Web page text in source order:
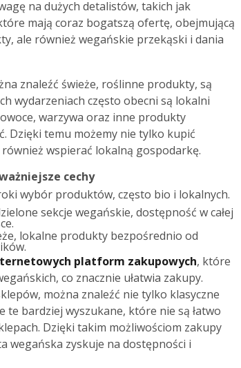
na dużych detalistów, takich jak
mają coraz bogatszą ofertę, obejmującą
ale również wegańskie przekąski i dania
znaleźć świeże, roślinne produkty, są
wydarzeniach często obecni są lokalni
warzywa oraz inne produkty
Dzięki temu możemy nie tylko kupić
wspierać lokalną gospodarkę.
cechy
wybór produktów, często bio i lokalnych.
sekcje wegańskie, dostępność w całej
lokalne produkty bezpośrednio od
platform zakupowych, które
co znacznie ułatwia zakupy.
można znaleźć nie tylko klasyczne
te bardziej wyszukane, które nie są łatwo
Dzięki takim możliwościom zakupy
wegańska zyskuje na dostępności i